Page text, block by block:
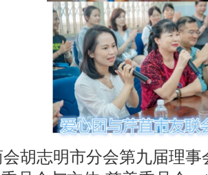
胡志明市分会第九届理